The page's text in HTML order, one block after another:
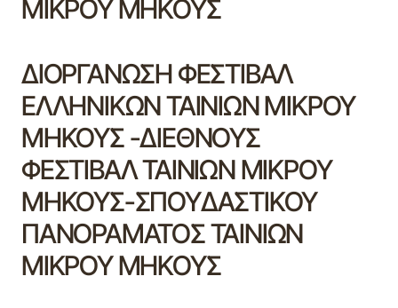
ΜΙΚΡΟΥ ΜΗΚΟΥΣ
ΔΙΟΡΓΑΝΩΣΗ ΦΕΣΤΙΒΑΛ
ΕΛΛΗΝΙΚΩΝ ΤΑΙΝΙΩΝ ΜΙΚΡΟΥ
ΜΗΚΟΥΣ -ΔΙΕΘΝΟΥΣ
ΦΕΣΤΙΒΑΛ ΤΑΙΝΙΩΝ ΜΙΚΡΟΥ
ΜΗΚΟΥΣ-ΣΠΟΥΔΑΣΤΙΚΟΥ
ΠΑΝΟΡΑΜΑΤΟΣ ΤΑΙΝΙΩΝ
ΜΙΚΡΟΥ ΜΗΚΟΥΣ